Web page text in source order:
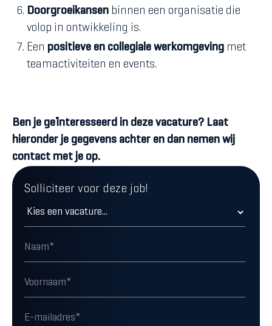
Doorgroeikansen binnen een organisatie die
volop in ontwikkeling is.
Een positieve en collegiale werkomgeving met
teamactiviteiten en events.
Ben je geïnteresseerd in deze vacature? Laat
hieronder je gegevens achter en dan nemen wij
contact met je op.
Solliciteer voor deze job!